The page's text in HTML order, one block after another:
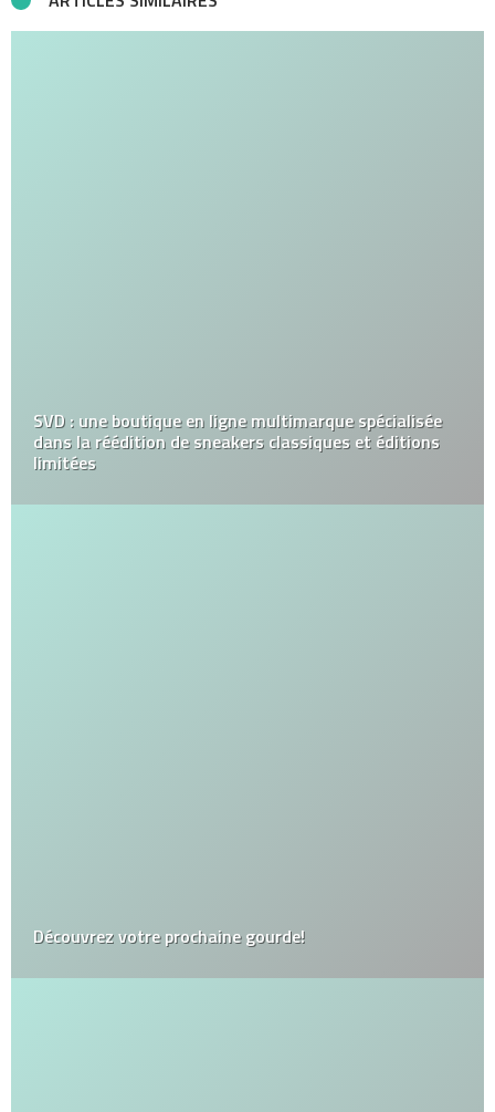
SVD : une boutique en ligne multimarque spécialisée
dans la réédition de sneakers classiques et éditions
limitées
Découvrez votre prochaine gourde!